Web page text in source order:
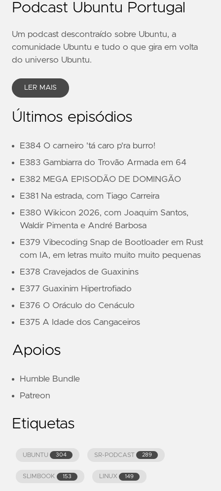
Podcast Ubuntu Portugal
Um podcast descontraído sobre Ubuntu, a
comunidade Ubuntu e tudo o que gira em volta
do universo Ubuntu.
LER MAIS
Últimos episódios
E384 O carneiro 'tá caro p'ra burro!
E383 Gambiarra do Trovão Armada em 64
E382 MEGA EPISODÃO DE DOMINGÃO
E381 Na estrada, com Tiago Carreira
E380 Wikicon 2026, com Joaquim Santos,
Waldir Pimenta e André Barbosa
E379 Vibecoding Snap de Bootloader em Rust
com IA, em letras muito muito muito pequenas
E378 Cravejados de Guaxinins
E377 Guaxinim Hipertrofiado
E376 O Oráculo do Cenáculo
E375 A Idade dos Cangaceiros
Apoios
Humble Bundle
Patreon
Etiquetas
UBUNTU 304 SR-PODCAST 289
SLIMBOOK 153 LINUX 149